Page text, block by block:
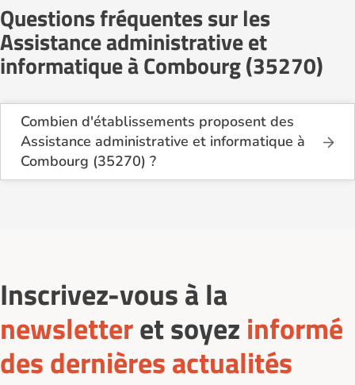
Questions fréquentes sur les
Assistance administrative et
informatique à Combourg (35270)
Combien d'établissements proposent des
Assistance administrative et informatique à
Combourg (35270) ?
Sur le site Logement-seniors.com, on recense
Inscrivez-vous à la
newsletteret soyez informé
des dernières actualités